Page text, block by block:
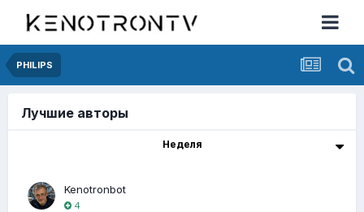
PHILIPS
Лучшие авторы
Неделя
Kenotronbot
4